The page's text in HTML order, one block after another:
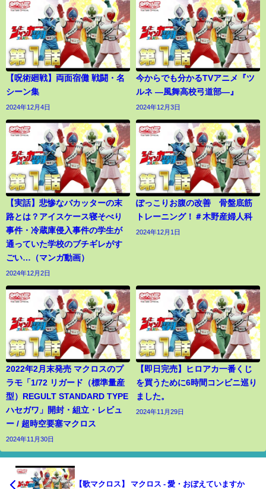
【呪術廻戦】両面宿儺 戦闘・名
シーン集
2024年12月4日
今からでも分かるTVアニメ『ツ
ルネ ―風舞高校弓道部―』
2024年12月3日
【実話】悲惨なバカッターの末
路とは？アイスケース寝そべり
事件・冷蔵庫侵入事件の学生が
通っていた学校のブチギレがす
ごい…（マンガ動画）
2024年12月2日
ぽっこりお腹の改善 骨盤底筋
トレーニング！＃木野産婦人科
2024年12月1日
2022年2月末発売 マクロスのプ
ラモ「1/72 リガード（標準量産
型）REGULT STANDARD TYPE
ハセガワ」開封・組立・レビュ
ー / 超時空要塞マクロス
2024年11月30日
【即日完売】ヒロアカ一番くじ
を買うために6時間コンビニ巡り
ました。
2024年11月29日
【歌マクロス】 マクロス - 愛・おぼえていますか